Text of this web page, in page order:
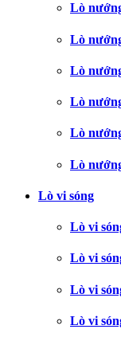
Lò
Lò
Lò
Lò
Lò
Lò
Lò vi sóng
Lò vi
Lò vi
Lò vi
Lò vi